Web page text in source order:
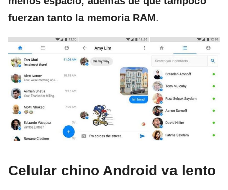
fuerzan tanto la memoria RAM.
Celular chino Android va lento